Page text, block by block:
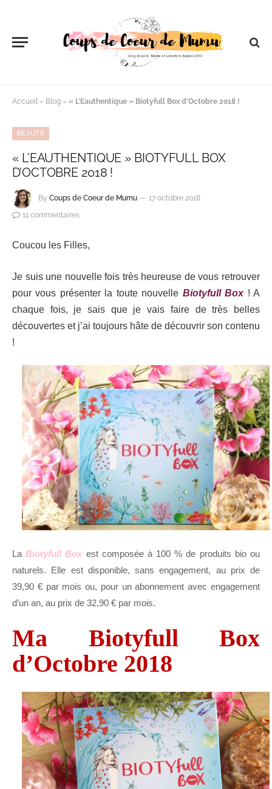
Accueil » Blog » « L’Eauthentique » Biotyfull Box d’Octobre 2018 !
BEAUTÉ
« L’EAUTHENTIQUE » BIOTYFULL BOX
D’OCTOBRE 2018 !
By Coups de Coeur de Mumu
17 octobre 2018
11 commentaires
Coucou les Filles,
Je suis une nouvelle fois très heureuse de vous retrouver
pour vous présenter la toute nouvelle Biotyfull Box! A
chaque fois, je sais que je vais faire de très belles
découvertes et j’ai toujours hâte de découvrir son contenu
!
LaBiotyfull Box est composée à 100 % de produits bio ou
naturels. Elle est disponible, sans engagement, au prix de
39,90 € par mois ou, pour un abonnement avec engagement
d’un an, au prix de 32,90 € par mois.
Ma Biotyfull Box
d’Octobre 2018